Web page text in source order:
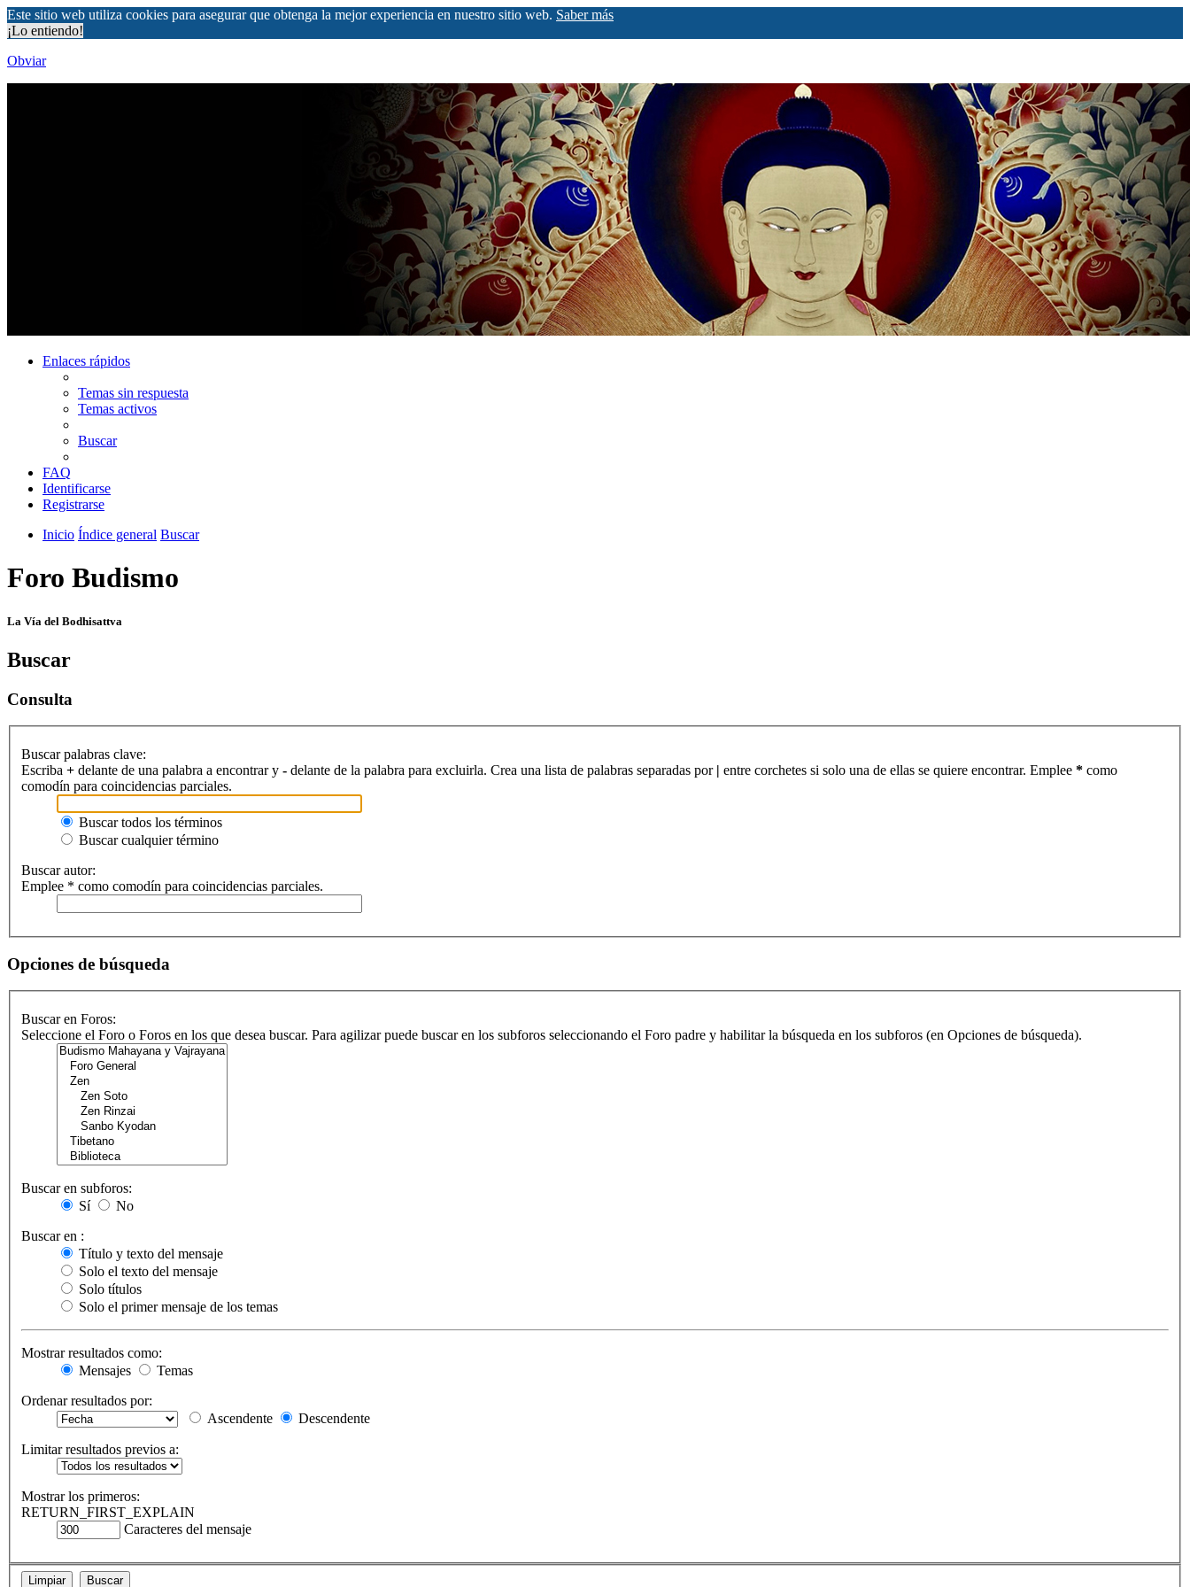
Este sitio web utiliza cookies para asegurar que obtenga la mejor experiencia en nuestro sitio web. Saber más
¡Lo entiendo!
Obviar
Enlaces rápidos
Temas sin respuesta
Temas activos
Buscar
FAQ
Identificarse
Registrarse
Inicio Índice general Buscar
Foro Budismo
La Vía del Bodhisattva
Buscar
Consulta
Buscar palabras clave:
Escriba + delante de una palabra a encontrar y - delante de la palabra para excluirla. Crea una lista de palabras separadas por | entre corchetes si solo una de ellas se quiere encontrar. Emplee * como
comodín para coincidencias parciales.
Buscar todos los términos
Buscar cualquier término
Buscar autor:
Emplee * como comodín para coincidencias parciales.
Opciones de búsqueda
Buscar en Foros:
Seleccione el Foro o Foros en los que desea buscar. Para agilizar puede buscar en los subforos seleccionando el Foro padre y habilitar la búsqueda en los subforos (en Opciones de búsqueda).
Buscar en subforos:
Sí
No
Buscar en :
Título y texto del mensaje
Solo el texto del mensaje
Solo títulos
Solo el primer mensaje de los temas
Mostrar resultados como:
Mensajes
Temas
Ordenar resultados por:
Ascendente
Descendente
Limitar resultados previos a:
Mostrar los primeros:
RETURN_FIRST_EXPLAIN
Caracteres del mensaje